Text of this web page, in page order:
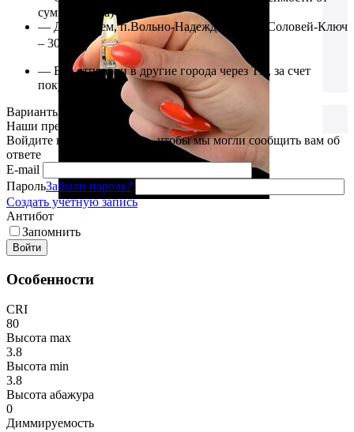
суммы заказа)
— До г.Артем, п.Вольно-Надеждинское и Соловей-Ключ
– 3000₽
— Все отправки в другие города через ТК, за счет
покупателя.
Варианты оплаты
Наши преимущества
Войдите в учётную запись, чтобы мы могли сообщить вам об
ответе
E-mail
ПарольЗабыли пароль?
Создать учетную запись
Антибот
Запомнить
Войти
Особенности
CRI
80
Высота max
3.8
Высота min
3.8
Высота абажура
0
Диммируемость